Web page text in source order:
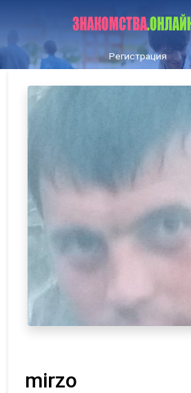
Регистрация
mirzo